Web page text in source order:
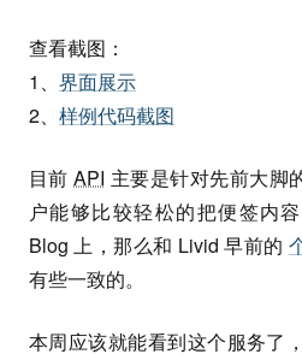
查看截图：
1、 界面展示
2、 样例代码截图
目前API 主要是针对先前大脚
户能够比较轻松的把便签内
Blog 上，那么和 Livid 早前的
有些一致的。
本周应该就能看到这个服务了